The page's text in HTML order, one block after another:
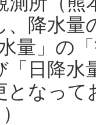
、降水
量」の
「日降
となっ